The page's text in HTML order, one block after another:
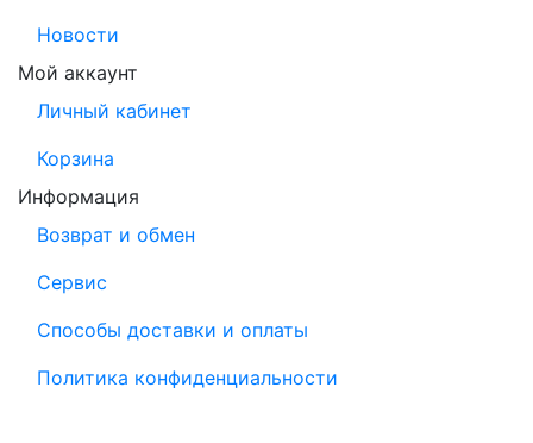
Новости
Мой аккаунт
Личный кабинет
Корзина
Информация
Возврат и обмен
Сервис
Способы доставки и оплаты
Политика конфиденциальности